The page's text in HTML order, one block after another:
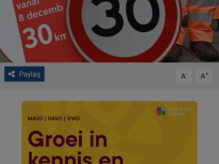
Paylaş A- A+
ALGEMENE VOORWAARDEN
CONTACT
Çerez Politikası